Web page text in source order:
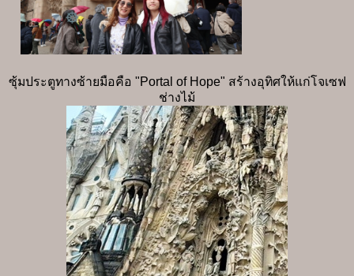
ซุ้มประตูทางซ้ายมือคือ "Portal of Hope" สร้างอุทิศให้แก่โจเซฟ
ช่างไม้